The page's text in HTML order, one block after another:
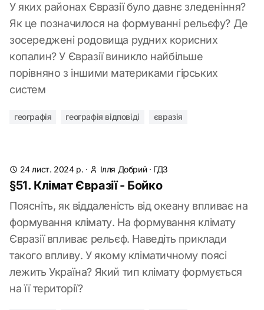
У яких районах Євразії було давнє зледеніння?
Як це позначилося на формуванні рельєфу? Де
зосереджені родовища рудних корисних
копалин? У Євразії виникло найбільше
порівняно з іншими материками гірських
систем
географія географія відповіді євразія
24 лист. 2024 р. · Ілля Добрий· ГДЗ
§51. Клімат Євразії - Бойко
Поясніть, як віддаленість від океану впливає на
формування клімату. На формування клімату
Євразії впливає рельєф. Наведіть приклади
такого впливу. У якому кліматичному поясі
лежить Україна? Який тип клімату формується
на її території?